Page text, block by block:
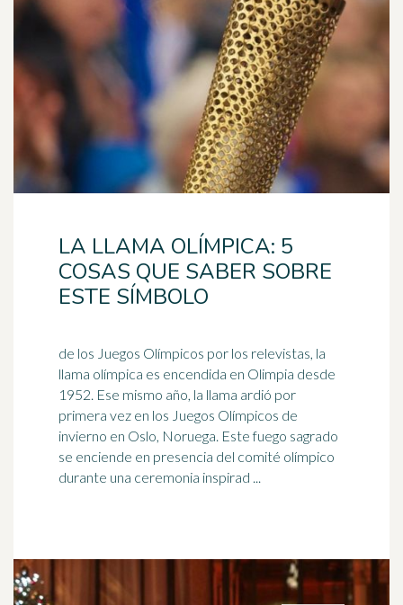
LA LLAMA OLÍMPICA: 5
COSAS QUE SABER SOBRE
ESTE SÍMBOLO
de los Juegos Olímpicos por los relevistas, la
llama olímpica es encendida en Olimpia desde
1952. Ese mismo año, la llama ardió por
primera vez en los Juegos Olímpicos de
invierno en Oslo, Noruega. Este fuego sagrado
se enciende en presencia del comité olímpico
durante una ceremonia inspirad ...